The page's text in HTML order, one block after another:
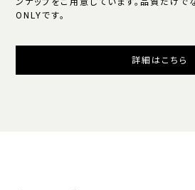
ンナップをご用意しています。品質だけで
ONLYです。
詳細はこちら